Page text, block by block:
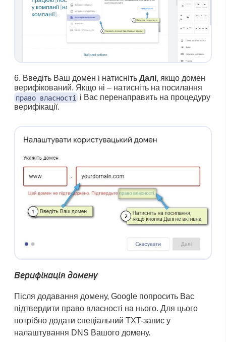
Введіть Ваш домен і натисніть Далі, якщо домен
верифікований. Якщо ні – натисніть на посилання
право власності і Вас перенаправить на процедуру
верифікації.
Верифікація домену
Після додавання домену, Google попросить Вас
підтвердити право власності на нього. Для цього
потрібно додати спеціальний TXT-запис у
налаштування DNS Вашого домену.